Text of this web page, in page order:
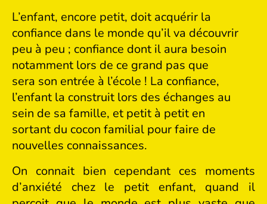
L’enfant, encore petit, doit acquérir la
confiance dans le monde qu’il va découvrir
peu à peu ; confiance dont il aura besoin
notamment lors de ce grand pas que
sera son entrée à l’école ! La confiance,
l’enfant la construit lors des échanges au
sein de sa famille, et petit à petit en
sortant du cocon familial pour faire de
nouvelles connaissances.
On connait bien cependant ces moments
d’anxiété chez le petit enfant, quand il